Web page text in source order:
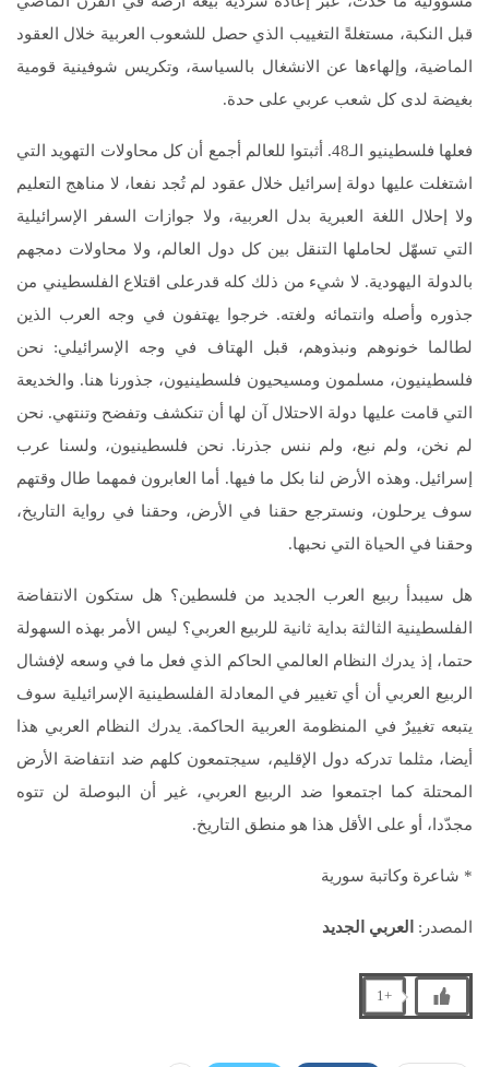
قبل النكبة، مستغلةً التغييب الذي حصل للشعوب العربية خلال العقود
الماضية، وإلهاءها عن الانشغال بالسياسة، وتكريس شوفينية قومية
بغيضة لدى كل شعب عربي على حدة.
فعلها فلسطينيو الـ48. أثبتوا للعالم أجمع أن كل محاولات التهويد التي
اشتغلت عليها دولة إسرائيل خلال عقود لم تُجد نفعا، لا مناهج التعليم
ولا إحلال اللغة العبرية بدل العربية، ولا جوازات السفر الإسرائيلية
التي تسهّل لحاملها التنقل بين كل دول العالم، ولا محاولات دمجهم
بالدولة اليهودية. لا شيء من ذلك كله قدرعلى اقتلاع الفلسطيني من
جذوره وأصله وانتمائه ولغته. خرجوا يهتفون في وجه العرب الذين
لطالما خونوهم ونبذوهم، قبل الهتاف في وجه الإسرائيلي: نحن
فلسطينيون، مسلمون ومسيحيون فلسطينيون، جذورنا هنا. والخديعة
التي قامت عليها دولة الاحتلال آن لها أن تنكشف وتفضح وتنتهي. نحن
لم نخن، ولم نبع، ولم ننس جذرنا. نحن فلسطينيون، ولسنا عرب
إسرائيل. وهذه الأرض لنا بكل ما فيها. أما العابرون فمهما طال وقتهم
سوف يرحلون، ونسترجع حقنا في الأرض، وحقنا في رواية التاريخ،
وحقنا في الحياة التي نحبها.
هل سيبدأ ربيع العرب الجديد من فلسطين؟ هل ستكون الانتفاضة
الفلسطينية الثالثة بداية ثانية للربيع العربي؟ ليس الأمر بهذه السهولة
حتما، إذ يدرك النظام العالمي الحاكم الذي فعل ما في وسعه لإفشال
الربيع العربي أن أي تغيير في المعادلة الفلسطينية الإسرائيلية سوف
يتبعه تغييرٌ في المنظومة العربية الحاكمة. يدرك النظام العربي هذا
أيضا، مثلما تدركه دول الإقليم، سيجتمعون كلهم ضد انتفاضة الأرض
المحتلة كما اجتمعوا ضد الربيع العربي، غير أن البوصلة لن تتوه
مجدّدا، أو على الأقل هذا هو منطق التاريخ.
* شاعرة وكاتبة سورية
المصدر: العربي الجديد
+1